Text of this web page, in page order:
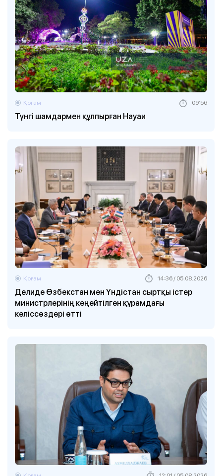
Түнгі шамдармен құлпырған Науаи
Қоғам 09:56
Делиде Өзбекстан мен Үндістан сыртқы істер
министрлерінің кеңейтілген құрамдағы
келіссөздері өтті
Қоғам 14:36 / 05.08.2026